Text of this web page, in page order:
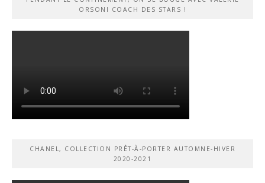
ORSONI COACH DES STARS !
CHANEL, COLLECTION PRÊT-À-PORTER AUTOMNE-HIVER
2020-2021